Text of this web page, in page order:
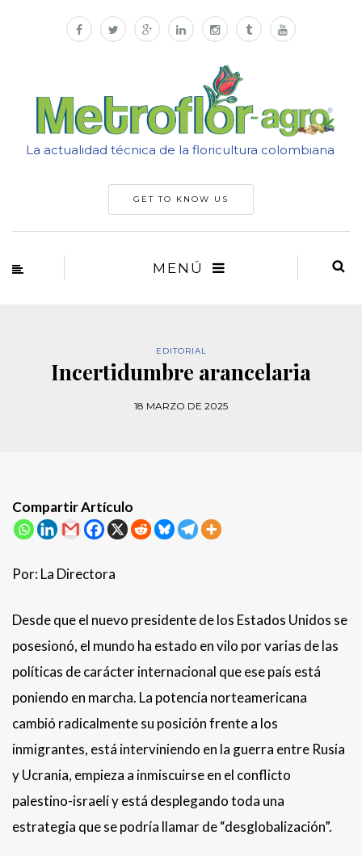
La actualidad técnica de la floricultura colombiana
GET TO KNOW US
MENÚ
EDITORIAL
Incertidumbre arancelaria
18 MARZO DE 2025
Compartir Artículo
Por: La Directora
Desde que el nuevo presidente de los Estados Unidos se
posesionó, el mundo ha estado en vilo por varias de las
políticas de carácter internacional que ese país está
poniendo en marcha. La potencia norteamericana
cambió radicalmente su posición frente a los
inmigrantes, está interviniendo en la guerra entre Rusia
y Ucrania, empieza a inmiscuirse en el conflicto
palestino-israelí y está desplegando toda una
estrategia que se podría llamar de “desglobalización”.